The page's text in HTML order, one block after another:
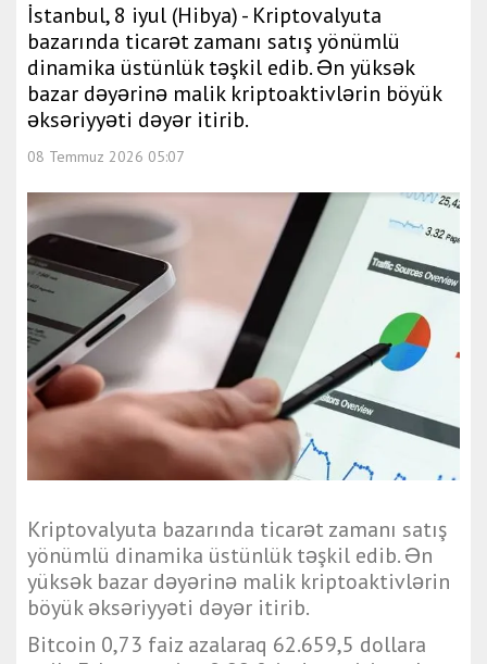
İstanbul, 8 iyul (Hibya) - Kriptovalyuta
bazarında ticarət zamanı satış yönümlü
dinamika üstünlük təşkil edib. Ən yüksək
bazar dəyərinə malik kriptoaktivlərin böyük
əksəriyyəti dəyər itirib.
08 Temmuz 2026 05:07
Kriptovalyuta bazarında ticarət zamanı satış
yönümlü dinamika üstünlük təşkil edib. Ən
yüksək bazar dəyərinə malik kriptoaktivlərin
böyük əksəriyyəti dəyər itirib.
Bitcoin 0,73 faiz azalaraq 62.659,5 dollara